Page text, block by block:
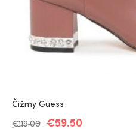
Čižmy Guess
€119.00 €59.50